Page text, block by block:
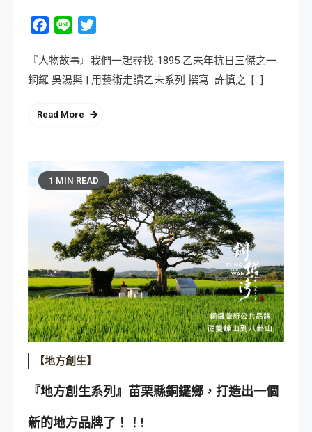
Facebook
Line
『人物故事』我們一起尋找-1895 乙未年抗日三傑之一
銅鑼 吳湯興 | 用藝術走讀乙未系列 撰寫 許慎之 […]
Read More
1 MIN READ
【地方創生】
『地方創生系列』苗栗縣銅鑼鄉，打造出一個
新的地方品牌了！！!